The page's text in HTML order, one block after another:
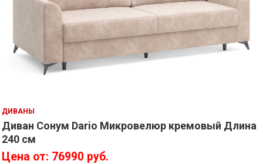
ДИВАНЫ
Диван Сонум Dario Микровелюр кремовый Длина
240 см
Цена от: 76990 руб.